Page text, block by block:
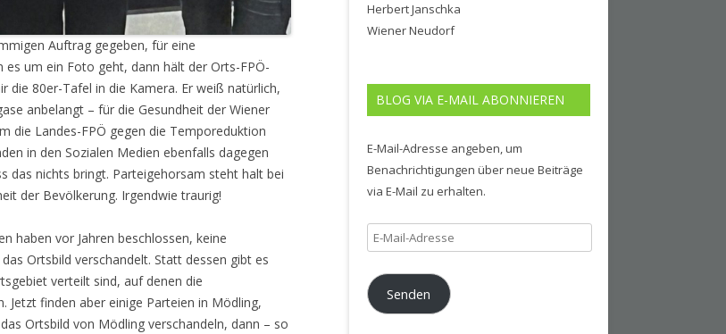
Auftrag gegeben, für eine
um ein Foto geht, dann hält der Orts-FPÖ-
die 80er-Tafel in die Kamera. Er weiß natürlich,
anbelangt – für die Gesundheit der Wiener
die Landes-FPÖ gegen die Temporeduktion
in den Sozialen Medien ebenfalls dagegen
das nichts bringt. Parteigehorsam steht halt bei
der Bevölkerung. Irgendwie traurig!
haben vor Jahren beschlossen, keine
Ortsbild verschandelt. Statt dessen gibt es
verteilt sind, auf denen die
Jetzt finden aber einige Parteien in Mödling,
Ortsbild von Mödling verschandeln, dann – so
Herbert Janschka
Wiener Neudorf
BLOG VIA E-MAIL ABONNIEREN
E-Mail-Adresse angeben, um
Benachrichtigungen über neue Beiträge
via E-Mail zu erhalten.
E-
Mail-
Adresse
Senden